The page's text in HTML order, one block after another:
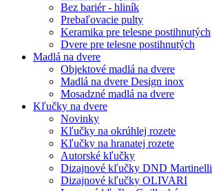
Bez bariér - hliník
Prebaľovacie pulty
Keramika pre telesne postihnutých
Dvere pre telesne postihnutých
Madlá na dvere
Objektové madlá na dvere
Madlá na dvere Design inox
Mosadzné madlá na dvere
Kľučky na dvere
Novinky
Kľučky na okrúhlej rozete
Kľučky na hranatej rozete
Autorské kľučky
Dizajnové kľučky DND Martinelli
Dizajnové kľučky OLIVARI